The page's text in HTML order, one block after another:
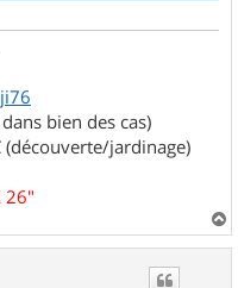
bien des cas)
(découverte/jardinage)
26"
a